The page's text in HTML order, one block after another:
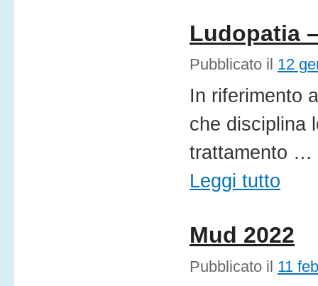
Ludopatia
Pubblicato il 12
In riferimento
che disciplina
trattamento …
Leggi tutto
Mud 2022
Pubblicato il 11